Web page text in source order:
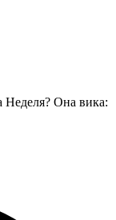
Неделя? Она вика: